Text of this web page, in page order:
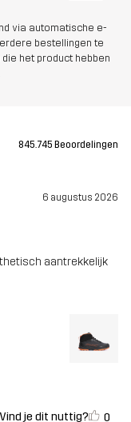
via automatische e-
bestellingen te
het product hebben
845.745 Beoordelingen
6 augustus 2026
aantrekkelijk
Vind je dit nuttig? 0